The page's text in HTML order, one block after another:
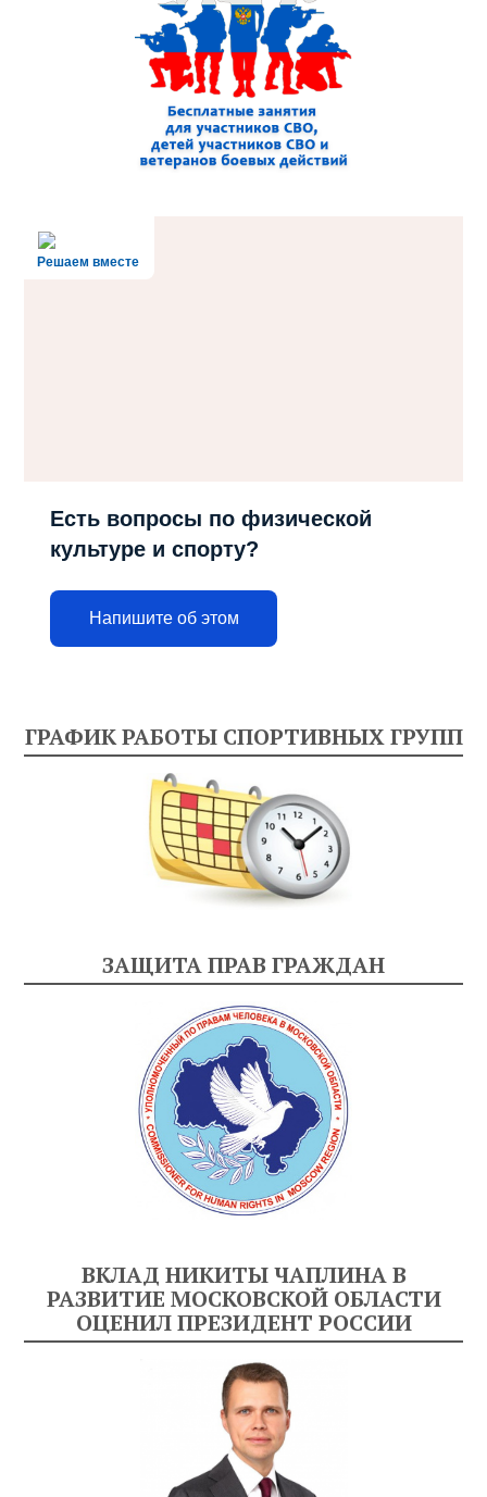
Решаем вместе
Есть вопросы по физической
культуре и спорту?
Напишите об этом
ГРАФИК РАБОТЫ СПОРТИВНЫХ ГРУПП
ЗАЩИТА ПРАВ ГРАЖДАН
ВКЛАД НИКИТЫ ЧАПЛИНА В
РАЗВИТИЕ МОСКОВСКОЙ ОБЛАСТИ
ОЦЕНИЛ ПРЕЗИДЕНТ РОССИИ